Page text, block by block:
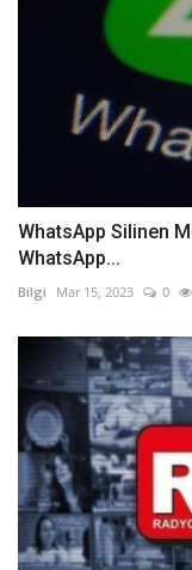
WhatsApp Silinen
WhatsApp...
Bilgi Mar 15, 2023 0